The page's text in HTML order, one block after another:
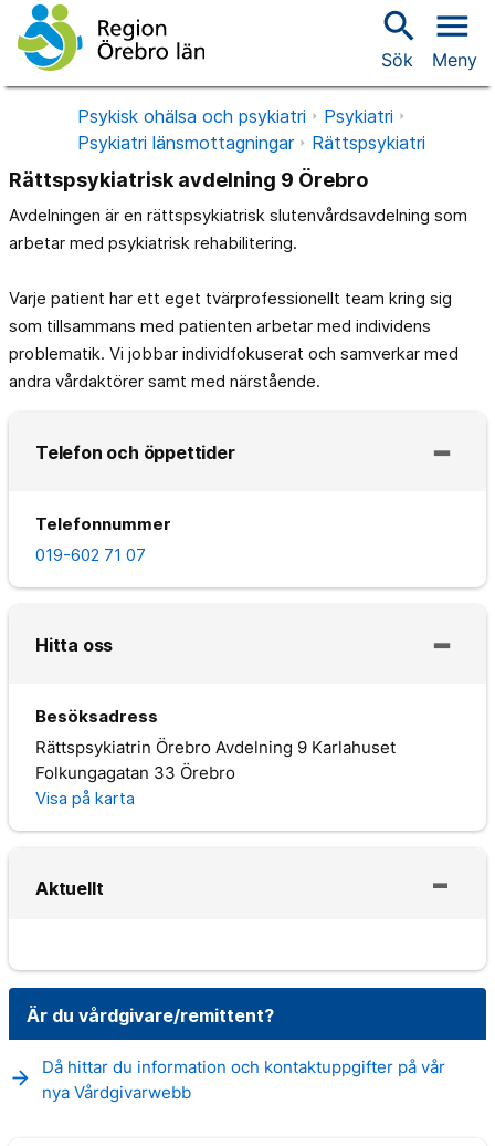
search
Sök
menu
Meny
Psykisk ohälsa och psykiatri
Psykiatri
Psykiatri länsmottagningar
Rättspsykiatri
Rättspsykiatrisk avdelning 9 Örebro
Avdelningen är en rättspsykiatrisk slutenvårdsavdelning som
arbetar med psykiatrisk rehabilitering.
Varje patient har ett eget tvärprofessionellt team kring sig
som tillsammans med patienten arbetar med individens
problematik. Vi jobbar individfokuserat och samverkar med
andra vårdaktörer samt med närstående.
Telefon och öppettider
Telefonnummer
019-602 71 07
Hitta oss
Besöksadress
Rättspsykiatrin Örebro Avdelning 9 Karlahuset
Folkungagatan 33 Örebro
Visa på karta
Aktuellt
Är du vårdgivare/remittent?
arrow_forward
Då hittar du information och kontaktuppgifter på vår
nya Vårdgivarwebb